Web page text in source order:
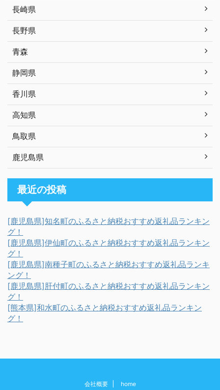
長崎県
長野県
青森
静岡県
香川県
高知県
鳥取県
鹿児島県
最近の投稿
[鹿児島県]知名町のふるさと納税おすすめ返礼品ランキン
グ！
[鹿児島県]伊仙町のふるさと納税おすすめ返礼品ランキン
グ！
[鹿児島県]南種子町のふるさと納税おすすめ返礼品ランキ
ング！
[鹿児島県]肝付町のふるさと納税おすすめ返礼品ランキン
グ！
[熊本県]和水町のふるさと納税おすすめ返礼品ランキン
グ！
会社概要 home